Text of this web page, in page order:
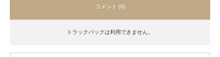
コメント (0)
トラックバックは利用できません。